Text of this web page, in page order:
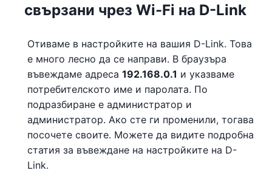
свързани чрез Wi-Fi на D-Link
Отиваме в настройките на вашия D-Link. Това
е много лесно да се направи. В браузъра
въвеждаме адреса 192.168.0.1 и указваме
потребителското име и паролата. По
подразбиране е администратор и
администратор. Ако сте ги променили, тогава
посочете своите. Можете да видите подробна
статия за въвеждане на настройките на D-
Link.